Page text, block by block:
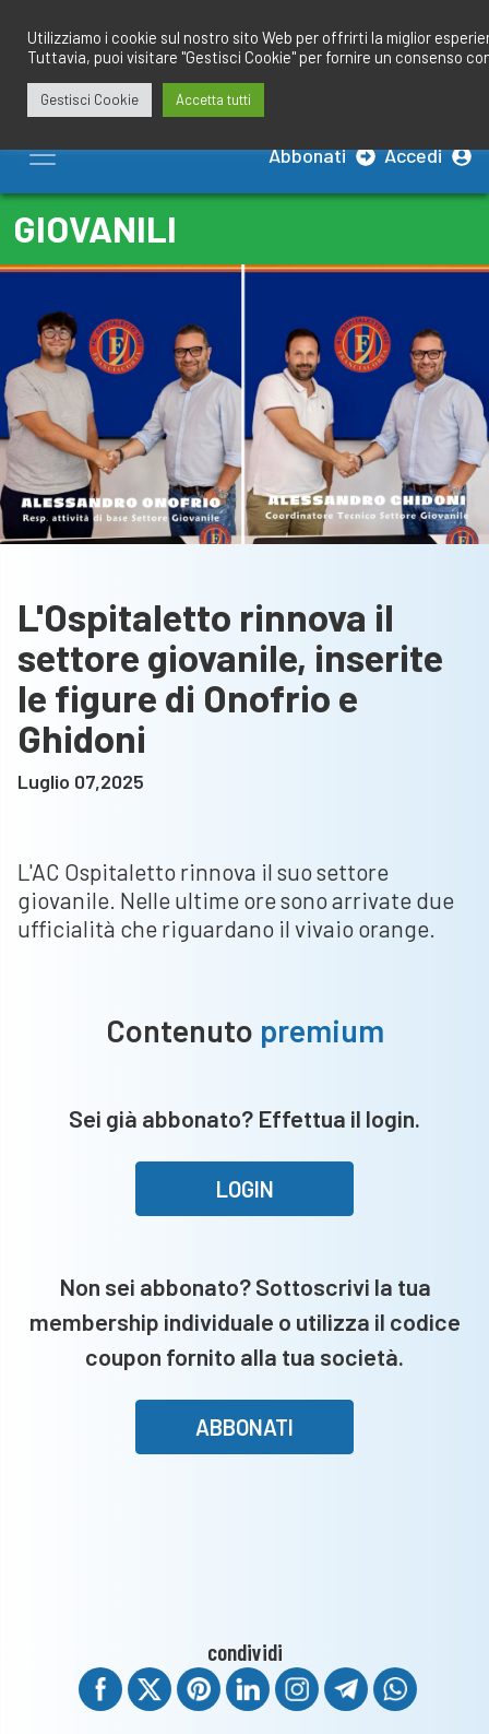
contenuto
Abbonati Accedi
GIOVANILI
L'Ospitaletto rinnova il
settore giovanile, inserite
le figure di Onofrio e
Ghidoni
Luglio 07,2025
L'AC Ospitaletto rinnova il suo settore
giovanile. Nelle ultime ore sono arrivate due
ufficialità che riguardano il vivaio orange.
Contenuto premium
Sei già abbonato? Effettua il login.
LOGIN
Non sei abbonato? Sottoscrivi la tua
membership individuale o utilizza il codice
coupon fornito alla tua società.
ABBONATI
condividi
Utilizziamo i cookie sul nostro sito Web per offrirti la miglior
Tuttavia, puoi visitare "Gestisci Cookie" per fornire un consenso
Gestisci Cookie Accetta tutti